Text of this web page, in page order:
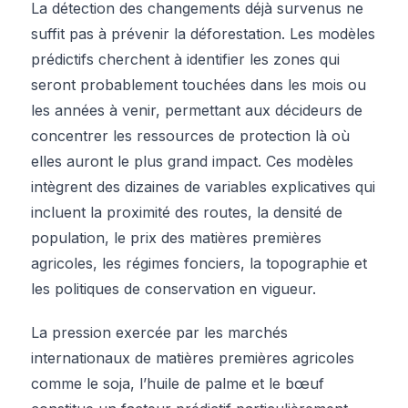
La détection des changements déjà survenus ne
suffit pas à prévenir la déforestation. Les modèles
prédictifs cherchent à identifier les zones qui
seront probablement touchées dans les mois ou
les années à venir, permettant aux décideurs de
concentrer les ressources de protection là où
elles auront le plus grand impact. Ces modèles
intègrent des dizaines de variables explicatives qui
incluent la proximité des routes, la densité de
population, le prix des matières premières
agricoles, les régimes fonciers, la topographie et
les politiques de conservation en vigueur.
La pression exercée par les marchés
internationaux de matières premières agricoles
comme le soja, l’huile de palme et le bœuf